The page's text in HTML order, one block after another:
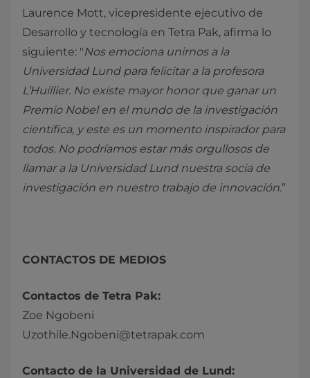
Laurence Mott, vicepresidente ejecutivo de
Desarrollo y tecnología en Tetra Pak, afirma lo
siguiente: "Nos emociona unirnos a la
Universidad Lund para felicitar a la profesora
L’Huillier. No existe mayor honor que ganar un
Premio Nobel en el mundo de la investigación
científica, y este es un momento inspirador para
todos. No podríamos estar más orgullosos de
llamar a la Universidad Lund nuestra socia de
investigación en nuestro trabajo de innovación.”
CONTACTOS DE MEDIOS
Contactos de Tetra Pak:
Zoe Ngobeni
Uzothile.Ngobeni@tetrapak.com
Contacto de la Universidad de Lund: